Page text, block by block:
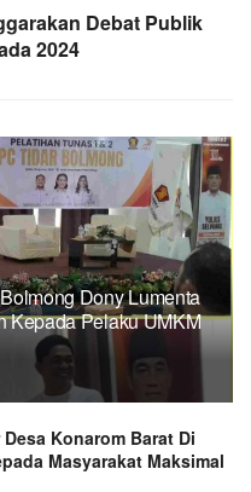
Debat Publik
2024
Dony Lumenta
Kepada Pelaku UMKM
Konarom Barat Di
Masyarakat Maksimal